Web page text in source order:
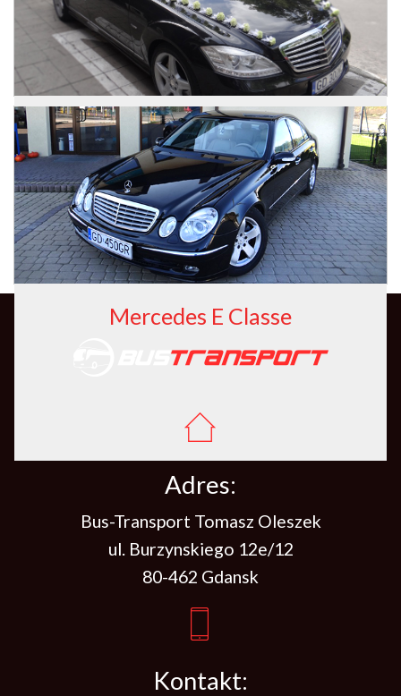
Mercedes S Classe Long
Zdjęcia
Mercedes E Classe
Adres:
Bus-Transport Tomasz Oleszek
ul. Burzynskiego 12e/12
80-462 Gdansk
Kontakt: